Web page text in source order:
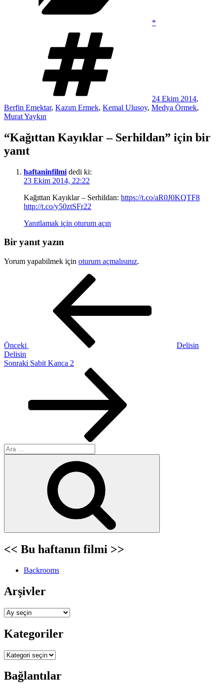
*
24 Ekim 2014,
Berfin Emektar, Kazım Ermek, Kemal Ulusoy, Medya Örmek,
Murat Yaykın
“Kağıttan Kayıklar – Serhildan” için bir
yanıt
haftaninfilmi dedi ki:
23 Ekim 2014, 22:22
Kağıttan Kayıklar – Serhildan: https://t.co/aR0J0KQTF8
http://t.co/y50ztSFr22
Yanıtlamak için oturum açın
Bir yanıt yazın
Yorum yapabilmek için oturum açmalısınız.
Önceki
Delisin
Delisin
Sonraki
Sonraki Sabit Kanca 2
Ara:
<< Bu haftanın filmi >>
Backrooms
Arşivler
Arşivler
Kategoriler
Kategoriler
Bağlantılar